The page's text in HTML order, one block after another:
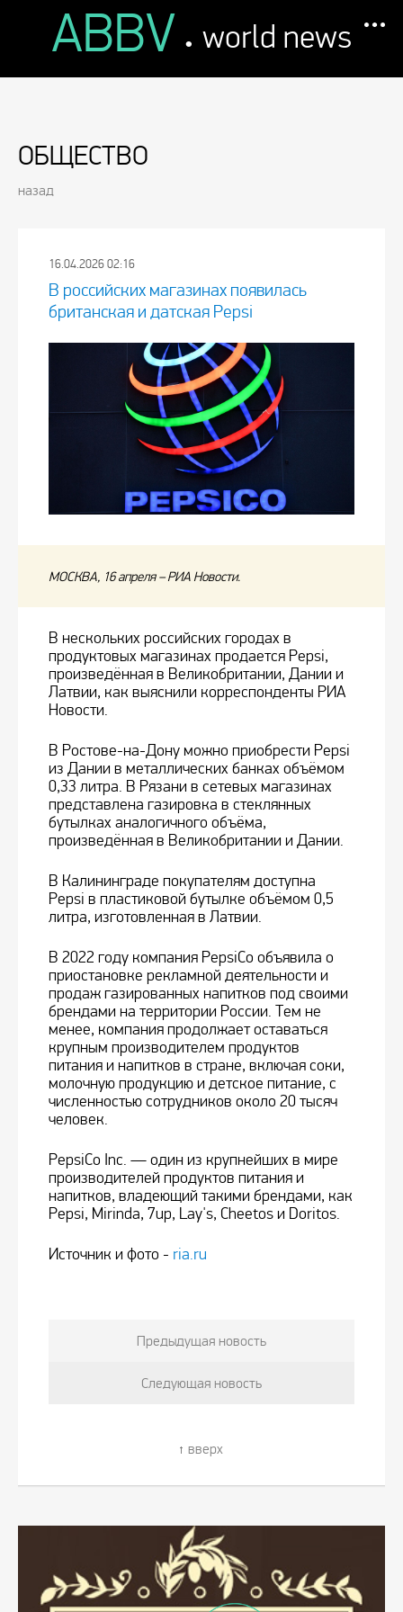
ABBV . world news
ОБЩЕСТВО
назад
16.04.2026 02:16
В российских магазинах появилась
британская и датская Pepsi
МОСКВА, 16 апреля – РИА Новости.
В нескольких российских городах в
продуктовых магазинах продается Pepsi,
произведённая в Великобритании, Дании и
Латвии, как выяснили корреспонденты РИА
Новости.
В Ростове-на-Дону можно приобрести Pepsi
из Дании в металлических банках объёмом
0,33 литра. В Рязани в сетевых магазинах
представлена газировка в стеклянных
бутылках аналогичного объёма,
произведённая в Великобритании и Дании.
В Калининграде покупателям доступна
Pepsi в пластиковой бутылке объёмом 0,5
литра, изготовленная в Латвии.
В 2022 году компания PepsiCo объявила о
приостановке рекламной деятельности и
продаж газированных напитков под своими
брендами на территории России. Тем не
менее, компания продолжает оставаться
крупным производителем продуктов
питания и напитков в стране, включая соки,
молочную продукцию и детское питание, с
численностью сотрудников около 20 тысяч
человек.
PepsiCo Inc. — один из крупнейших в мире
производителей продуктов питания и
напитков, владеющий такими брендами, как
Pepsi, Mirinda, 7up, Lay's, Cheetos и Doritos.
Источник и фото - ria.ru
Предыдущая новость
Следующая новость
вверх